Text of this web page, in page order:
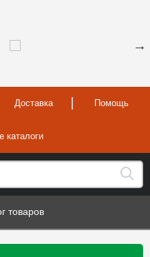
Доставка Помощь
каталоги
товаров